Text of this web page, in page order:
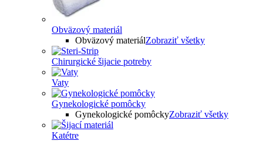
Obväzový materiál
Obväzový materiálZobraziť všetky
Chirurgické šijacie potreby
Vaty
Gynekologické pomôcky
Gynekologické pomôckyZobraziť všetky
Katétre